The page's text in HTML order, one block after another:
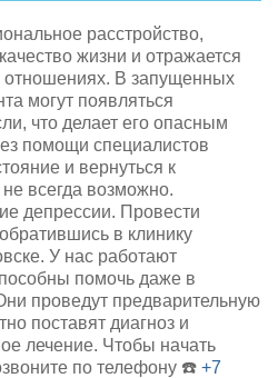
расстройство,
жизни и отражается
В запущенных
могут появляться
что делает его опасным
помощи специалистов
и вернуться к
всегда возможно.
депрессии. Провести
в клинику
У нас работают
помочь даже в
проведут предварительную
поставят диагноз и
лечение. Чтобы начать
по телефону ☎️ +7